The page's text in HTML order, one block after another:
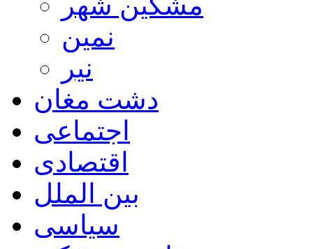
نمین
نیر
دشت مغان
اجتماعی
اقتصادی
بین الملل
سیاسی